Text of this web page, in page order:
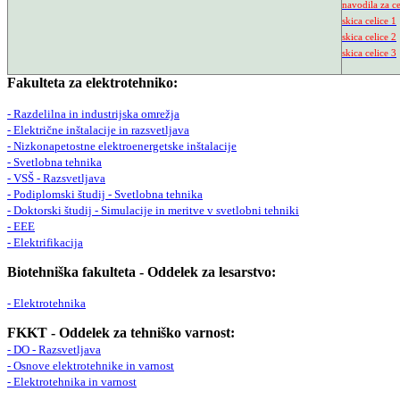
navodila za
skica celice 1
skica celice 2
skica celice 3
Fakulteta za elektrotehniko:
- Razdelilna in industrijska omrežja
- Električne inštalacije in razsvetljava
- Nizkonapetostne elektroenergetske inštalacije
- Svetlobna tehnika
- VSŠ - Razsvetljava
- Podiplomski študij - Svetlobna tehnika
- Doktorski študij - Simulacije in meritve v svetlobni tehniki
- EEE
- Elektrifikacija
Biotehniška fakulteta - Oddelek za lesarstvo:
- Elektrotehnika
FKKT - Oddelek za tehniško varnost:
- DO - Razsvetljava
- Osnove elektrotehnike in varnost
- Elektrotehnika in varnost